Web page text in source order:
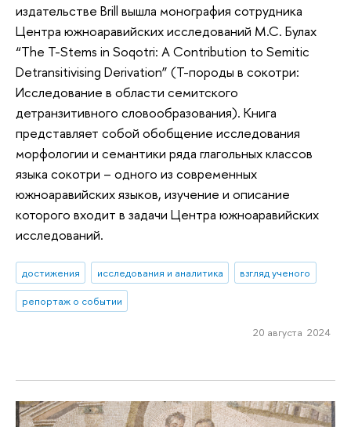
издательстве Brill вышла монография сотрудника
Центра южноаравийских исследований М.С. Булах
“The T-Stems in Soqotri: A Contribution to Semitic
Detransitivising Derivation” (Т-породы в сокотри:
Исследование в области семитского
детранзитивного словообразования). Книга
представляет собой обобщение исследования
морфологии и семантики ряда глагольных классов
языка сокотри – одного из современных
южноаравийских языков, изучение и описание
которого входит в задачи Центра южноаравийских
исследований.
достижения исследования и аналитика
взгляд ученого
репортаж о событии
20 августа 2024